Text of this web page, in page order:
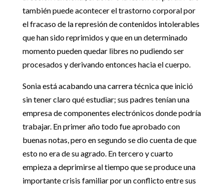
también puede acontecer el trastorno corporal por
el fracaso de la represión de contenidos intolerables
que han sido reprimidos y que en un determinado
momento pueden quedar libres no pudiendo ser
procesados y derivando entonces hacia el cuerpo.
Sonia está acabando una carrera técnica que inició
sin tener claro qué estudiar; sus padres tenían una
empresa de componentes electrónicos donde podría
trabajar. En primer año todo fue aprobado con
buenas notas, pero en segundo se dio cuenta de que
esto no era de su agrado. En tercero y cuarto
empieza a deprimirse al tiempo que se produce una
importante crisis familiar por un conflicto entre sus